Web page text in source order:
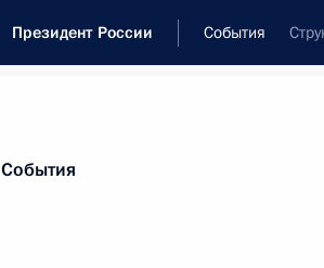
Президент России События
Новости
События